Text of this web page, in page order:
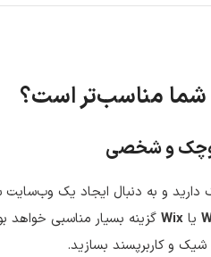
و شخصی
دارید و به دنبال ایجاد یک
یا Wixگزینه بسیار مناسبی خواهد
و کاربرپسند بسازید.